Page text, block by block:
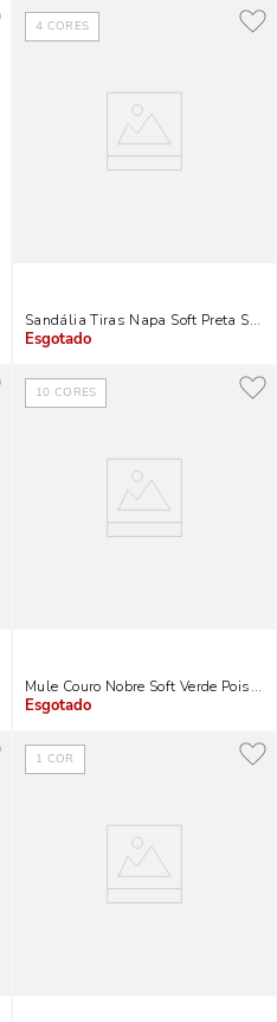
4 CORES
Sandália Tiras Napa Soft Preta
Indisponível
10 CORES
Mule Couro Nobre Soft Verde Poison
Indisponível
1 COR